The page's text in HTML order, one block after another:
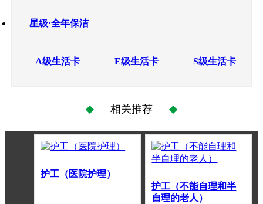
星级·全年保洁
A级生活卡 E级生活卡 S级生活卡
相关推荐
护工（医院护理）
护工（不能自理和半
自理的老人）